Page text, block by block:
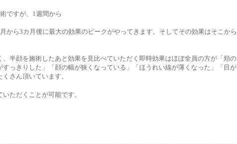
ですが、1週間から
から3カ月後に最大の効果のピークがやってきます。そしてその効果はそこから
半顔を施術したあと効果を見比べていただく即時効果はほぼ全員の方が「頬の
っきりした」「顔の幅が狭くなっている」「ほうれい線が薄くなった」「目が
さん頂いています。
ただくことが可能です。